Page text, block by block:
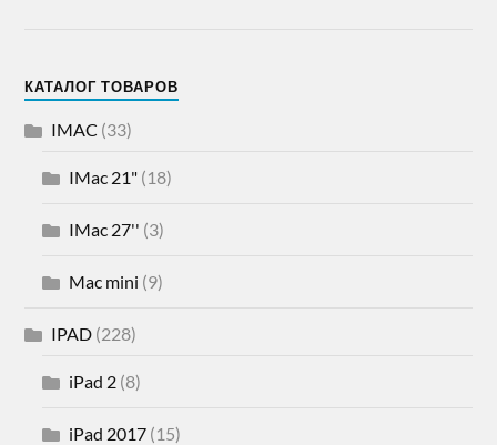
КАТАЛОГ ТОВАРОВ
IMAC (33)
IMac 21" (18)
IMac 27'' (3)
Mac mini (9)
IPAD (228)
iPad 2 (8)
iPad 2017 (15)